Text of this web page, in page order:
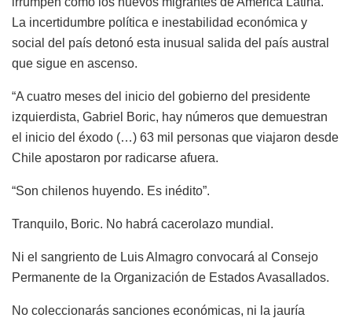
La incertidumbre política e inestabilidad económica y
social del país detonó esta inusual salida del país austral
que sigue en ascenso.
“A cuatro meses del inicio del gobierno del presidente
izquierdista, Gabriel Boric, hay números que demuestran
el inicio del éxodo (…) 63 mil personas que viajaron desde
Chile apostaron por radicarse afuera.
“Son chilenos huyendo. Es inédito”.
Tranquilo, Boric. No habrá cacerolazo mundial.
Ni el sangriento de Luis Almagro convocará al Consejo
Permanente de la Organización de Estados Avasallados.
No coleccionarás sanciones económicas, ni la jauría